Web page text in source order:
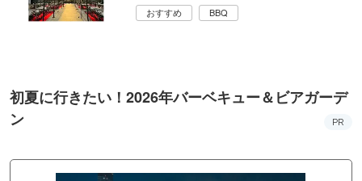
おすすめ BBQ
初夏に行きたい！2026年バーベキュー＆ビアガーデ
ン
PR